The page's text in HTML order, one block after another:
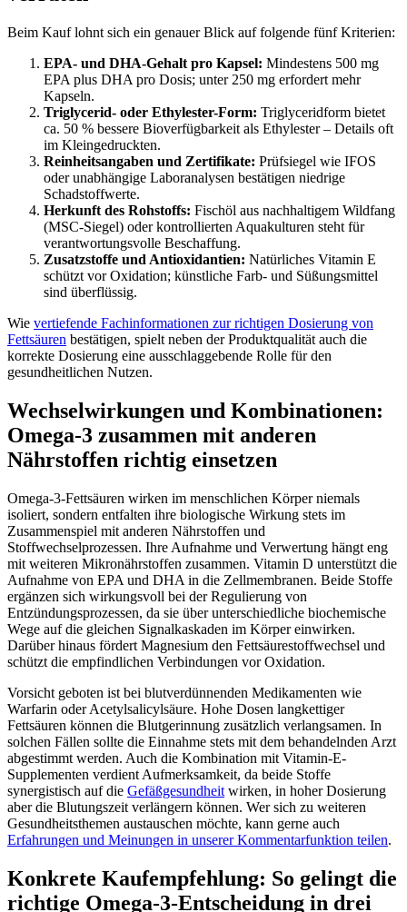
Beim Kauf lohnt sich ein genauer Blick auf folgende fünf Kriterien:
EPA- und DHA-Gehalt pro Kapsel: Mindestens 500 mg
EPA plus DHA pro Dosis; unter 250 mg erfordert mehr
Kapseln.
Triglycerid- oder Ethylester-Form: Triglyceridform bietet
ca. 50 % bessere Bioverfügbarkeit als Ethylester – Details oft
im Kleingedruckten.
Reinheitsangaben und Zertifikate: Prüfsiegel wie IFOS
oder unabhängige Laboranalysen bestätigen niedrige
Schadstoffwerte.
Herkunft des Rohstoffs: Fischöl aus nachhaltigem Wildfang
(MSC-Siegel) oder kontrollierten Aquakulturen steht für
verantwortungsvolle Beschaffung.
Zusatzstoffe und Antioxidantien: Natürliches Vitamin E
schützt vor Oxidation; künstliche Farb- und Süßungsmittel
sind überflüssig.
Wie vertiefende Fachinformationen zur richtigen Dosierung von
Fettsäuren bestätigen, spielt neben der Produktqualität auch die
korrekte Dosierung eine ausschlaggebende Rolle für den
gesundheitlichen Nutzen.
Wechselwirkungen und Kombinationen:
Omega-3 zusammen mit anderen
Nährstoffen richtig einsetzen
Omega-3-Fettsäuren wirken im menschlichen Körper niemals
isoliert, sondern entfalten ihre biologische Wirkung stets im
Zusammenspiel mit anderen Nährstoffen und
Stoffwechselprozessen. Ihre Aufnahme und Verwertung hängt eng
mit weiteren Mikronährstoffen zusammen. Vitamin D unterstützt die
Aufnahme von EPA und DHA in die Zellmembranen. Beide Stoffe
ergänzen sich wirkungsvoll bei der Regulierung von
Entzündungsprozessen, da sie über unterschiedliche biochemische
Wege auf die gleichen Signalkaskaden im Körper einwirken.
Darüber hinaus fördert Magnesium den Fettsäurestoffwechsel und
schützt die empfindlichen Verbindungen vor Oxidation.
Vorsicht geboten ist bei blutverdünnenden Medikamenten wie
Warfarin oder Acetylsalicylsäure. Hohe Dosen langkettiger
Fettsäuren können die Blutgerinnung zusätzlich verlangsamen. In
solchen Fällen sollte die Einnahme stets mit dem behandelnden Arzt
abgestimmt werden. Auch die Kombination mit Vitamin-E-
Supplementen verdient Aufmerksamkeit, da beide Stoffe
synergistisch auf die Gefäßgesundheit wirken, in hoher Dosierung
aber die Blutungszeit verlängern können. Wer sich zu weiteren
Gesundheitsthemen austauschen möchte, kann gerne auch
Erfahrungen und Meinungen in unserer Kommentarfunktion teilen.
Konkrete Kaufempfehlung: So gelingt die
richtige Omega-3-Entscheidung in drei